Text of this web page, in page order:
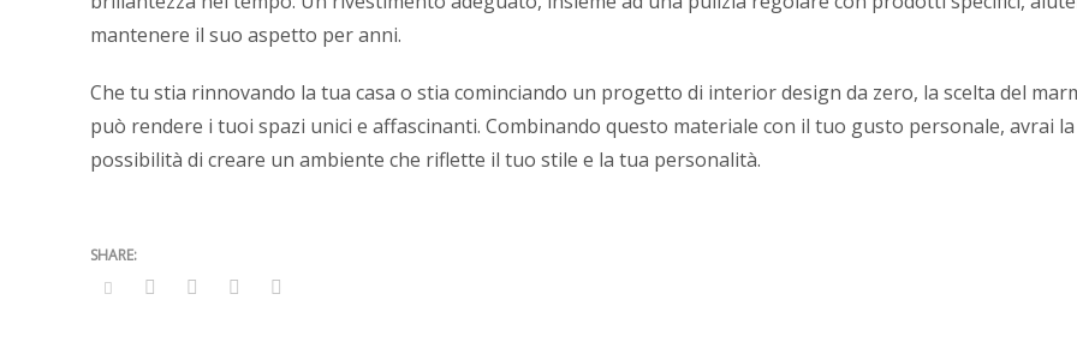
mantenere il suo aspetto per anni.
Che tu stia rinnovando la tua casa o stia cominciando un progetto di interior design da zero, la scelta del
può rendere i tuoi spazi unici e affascinanti. Combinando questo materiale con il tuo gusto personale, avrai la
possibilità di creare un ambiente che riflette il tuo stile e la tua personalità.